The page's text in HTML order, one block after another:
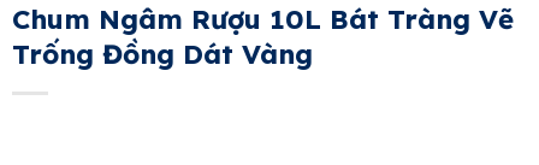
Chum Ngâm Rượu 10L Bát Tràng Vẽ
Trống Đồng Dát Vàng